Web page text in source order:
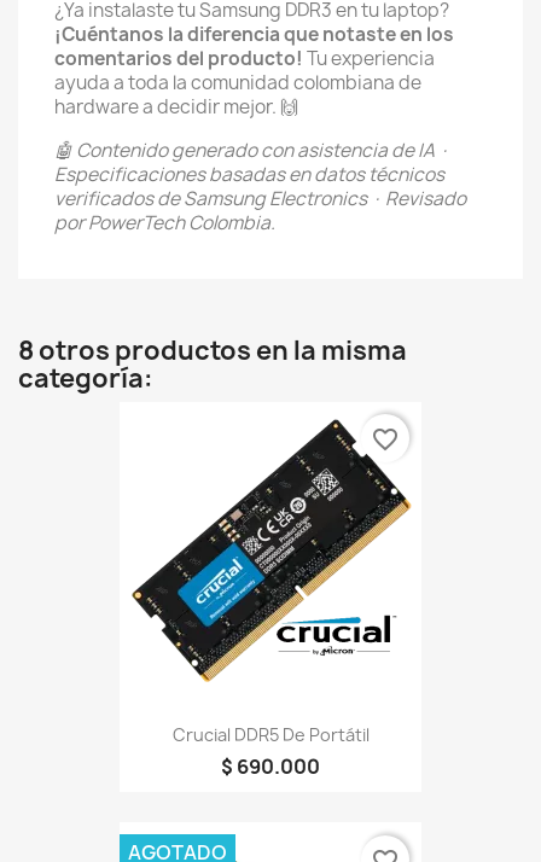
¿Ya instalaste tu Samsung DDR3 en tu laptop?
¡Cuéntanos la diferencia que notaste en los
comentarios del producto! Tu experiencia
ayuda a toda la comunidad colombiana de
hardware a decidir mejor. 🙌
🤖 Contenido generado con asistencia de IA ·
Especificaciones basadas en datos técnicos
verificados de Samsung Electronics · Revisado
por PowerTech Colombia.
8 otros productos en la misma
categoría:
Crucial DDR5 De Portátil
$ 690.000
favorite_border
AGOTADO